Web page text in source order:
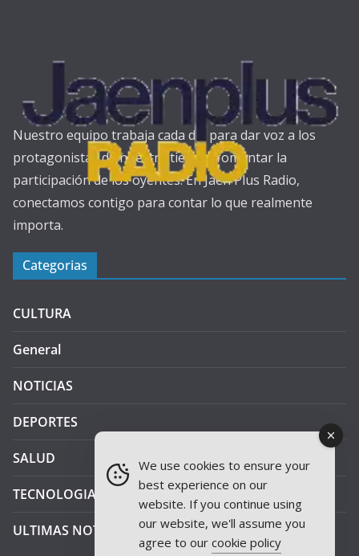
Nuestro equipo trabaja cada día para dar voz a los
protagonistas de nuestra tierra y fomentar la
participación de los oyentes. En Jaén Plus Radio,
conectamos contigo para contar lo que realmente
importa.
Categorias
CULTURA
General
NOTICIAS
DEPORTES
SALUD
TECNOLOGIA
ULTIMAS NOTICIAS
We use cookies to ensure your
best experience on our
website. If you continue using
our website, we'll assume you
agree to our cookie policy